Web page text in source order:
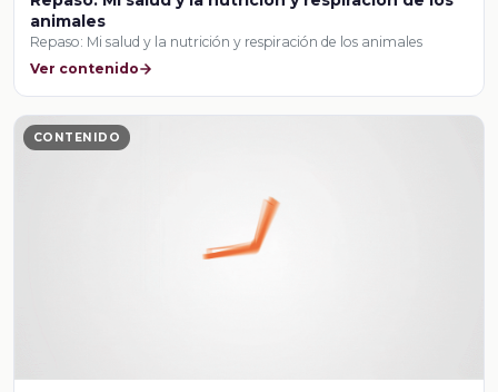
animales
Repaso: Mi salud y la nutrición y respiración de los animales
Ver contenido
CONTENIDO